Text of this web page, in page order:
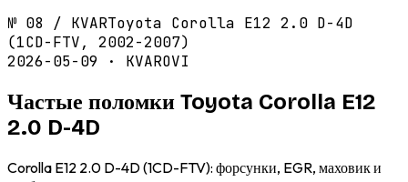
№ 08 / KVARToyota Corolla E12 2.0 D-4D
(1CD-FTV, 2002-2007)
2026-05-09 · KVAROVI
Частые поломки Toyota Corolla E12
2.0 D-4D
Corolla E12 2.0 D-4D (1CD-FTV): форсунки, EGR, маховик и